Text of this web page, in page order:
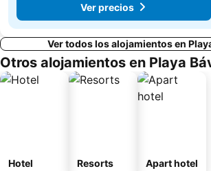
Ver precios
Ver todos los alojamientos en
Otros alojamientos en Playa
Hotel Resorts Apart hotel